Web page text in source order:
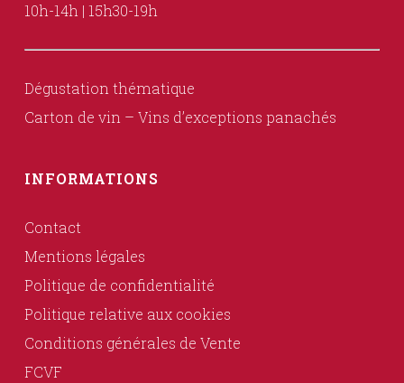
10h-14h | 15h30-19h
Dégustation thématique
Carton de vin – Vins d’exceptions panachés
INFORMATIONS
Contact
Mentions légales
Politique de confidentialité
Politique relative aux cookies
Conditions générales de Vente
FCVF